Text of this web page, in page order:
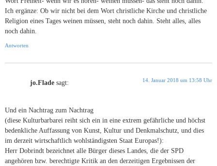
Ich ergänze: Ob wir nicht bei dem Wort christliche Kirche und christliche
Religion eines Tages weinen müssen, steht noch dahin. Steht alles, alles
noch dahin.
Antworten
jo.Flade sagt: 14. Januar 2018 um 13:58 Uhr
Und ein Nachtrag zum Nachtrag
(diese Kulturbarbarei reiht sich ein in eine extrem gefährliche und höchst
bedenkliche Auffassung von Kunst, Kultur und Denkmalschutz, und dies
im derzeit wirtschaftlich wohlständigsten Staat Europas!):
Herr Dobrindt bezeichnet alle Bürger dieses Landes, die der SPD
angehören bzw. berechtigte Kritik an den derzeitigen Ergebnissen der